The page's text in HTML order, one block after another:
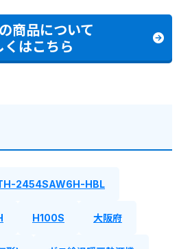
商品について
くはこちら
2454SAW6H-HBL
H100S 大阪府